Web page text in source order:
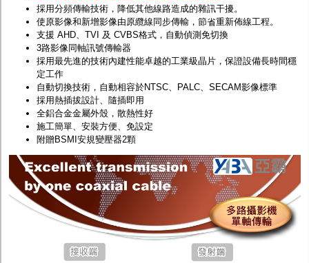
採用分頻傳輸技術，降低其他線路造成的雜訊干擾。
使原影像和新增影像由原纜線同步傳輸，節省重新佈線工程。
支援 AHD、TVI 及 CVBS格式，自動偵測免切換
3路影像同軸訊號傳輸器
採用最先進的技術內建性能卓越的工業級晶片，保證設備長時間穩
定工作
自動切換技術，自動相容於NTSC、PALC、SECAM影像標準
採用熱插拔設計、隨插即用
全鋁合金金屬外殼，散熱性好
施工簡單、安裝方便、免設定
附贈BSMI安規變壓器2顆